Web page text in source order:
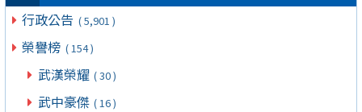
行政公告 ( 5,901 )
榮譽榜 ( 154 )
武漢榮耀 ( 30 )
武中豪傑 ( 16 )